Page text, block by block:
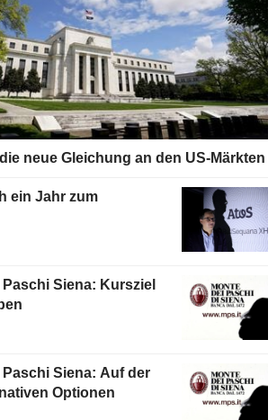
neue Gleichung an den US-Märkten
ein Jahr zum
Siena: Kursziel
Paschi Siena: Auf der
Optionen